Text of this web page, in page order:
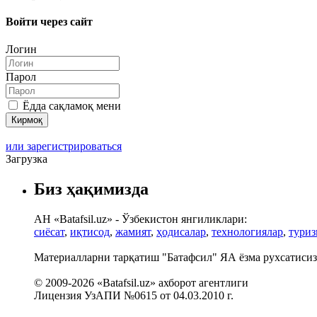
Войти через сайт
Логин
Парол
Ёдда сақламоқ мени
или зарегистрироваться
Загрузка
Биз ҳақимизда
АН «Batafsil.uz» - Ўзбекистон янгиликлари:
сиёсат, иқтисод, жамият, ҳодисалар, технологиялар,
Материалларни тарқатиш "Батафсил" ЯА ёзма
© 2009-2026 «Batafsil.uz» ахборот агентлиги
Лицензия УзАПИ №0615 от 04.03.2010 г.